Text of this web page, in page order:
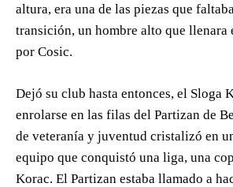
altura, era una de las piezas que
transición, un hombre alto que llenara
por Cosic.
Dejó su club hasta entonces, el Sloga
enrolarse en las filas del Partizan de
de veteranía y juventud cristalizó en
equipo que conquistó una liga, una
Korac. El Partizan estaba llamado a